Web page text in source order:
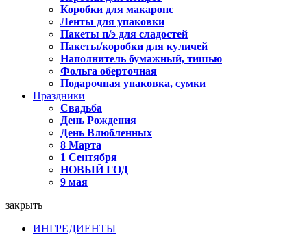
Коробки для макаронс
Ленты для упаковки
Пакеты п/э для сладостей
Пакеты/коробки для куличей
Наполнитель бумажный, тишью
Фольга оберточная
Подарочная упаковка, сумки
Праздники
Свадьба
День Рождения
День Влюбленных
8 Марта
1 Сентября
НОВЫЙ ГОД
9 мая
закрыть
ИНГРЕДИЕНТЫ